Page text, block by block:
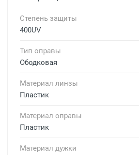
Степень защиты
400UV
Тип оправы
Ободковая
Материал линзы
Пластик
Материал оправы
Пластик
Материал дужки